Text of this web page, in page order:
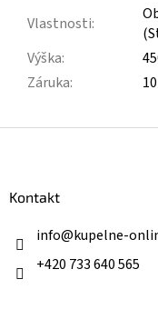
Vlastnosti:
Výška:
Záruka:
Kontakt
info@kupelne-
+420 733 640 565